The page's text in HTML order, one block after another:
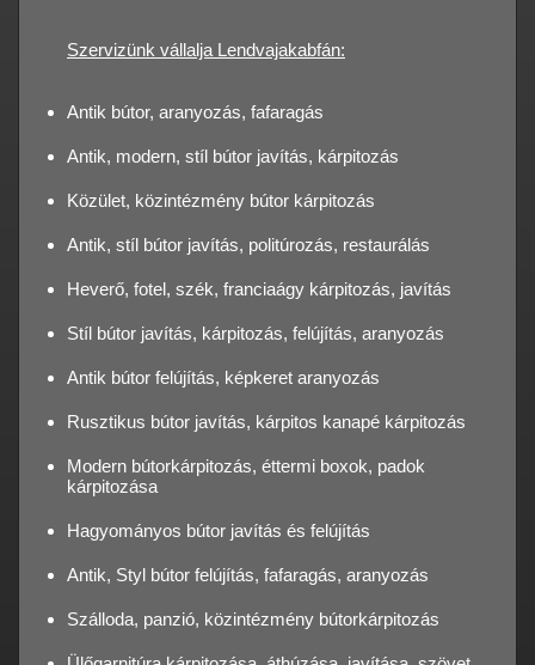
Szervizünk vállalja Lendvajakabfán:
Antik bútor, aranyozás, fafaragás
Antik, modern, stíl bútor javítás, kárpitozás
Közület, közintézmény bútor kárpitozás
Antik, stíl bútor javítás, politúrozás, restaurálás
Heverő, fotel, szék, franciaágy kárpitozás, javítás
Stíl bútor javítás, kárpitozás, felújítás, aranyozás
Antik bútor felújítás, képkeret aranyozás
Rusztikus bútor javítás, kárpitos kanapé kárpitozás
Modern bútorkárpitozás, éttermi boxok, padok
kárpitozása
Hagyományos bútor javítás és felújítás
Antik, Styl bútor felújítás, fafaragás, aranyozás
Szálloda, panzió, közintézmény bútorkárpitozás